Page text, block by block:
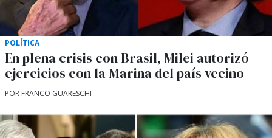
POLÍTICA
En plena crisis con Brasil, Milei autorizó
ejercicios con la Marina del país vecino
POR FRANCO GUARESCHI